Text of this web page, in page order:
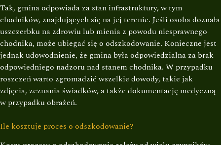
Tak, gmina odpowiada za stan infrastruktury, w tym
chodników, znajdujących się na jej terenie. Jeśli osoba doznała
uszczerbku na zdrowiu lub mienia z powodu niesprawnego
chodnika, może ubiegać się o odszkodowanie. Konieczne jest
jednak udowodnienie, że gmina była odpowiedzialna za brak
odpowiedniego nadzoru nad stanem chodnika. W przypadku
roszczeń warto zgromadzić wszelkie dowody, takie jak
zdjęcia, zeznania świadków, a także dokumentację medyczną
w przypadku obrażeń.
Ile kosztuje proces o odszkodowanie?